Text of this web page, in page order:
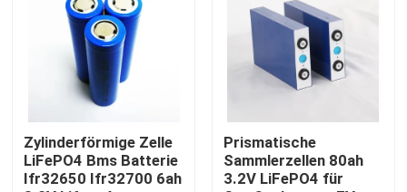
12V lifepo4 Batterie
Batterie 48V LiFePO4
Batterie RV Lifepo4
LiFePO4 Powerwall
Zylinderförmige Zelle
LiFePO4 Bms Batterie
Ifr32650 Ifr32700 6ah
Prismatische
Sammlerzellen 80ah
3.2V LiFePO4 für